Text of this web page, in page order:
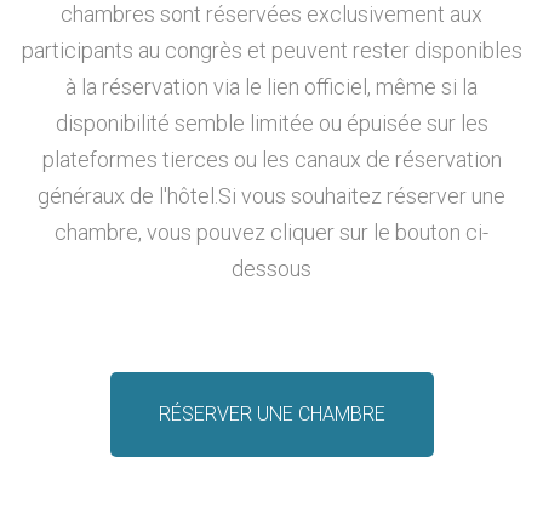
chambres sont réservées exclusivement aux
participants au congrès et peuvent rester disponibles
à la réservation via le lien officiel, même si la
disponibilité semble limitée ou épuisée sur les
plateformes tierces ou les canaux de réservation
généraux de l'hôtel.Si vous souhaitez réserver une
chambre, vous pouvez cliquer sur le bouton ci-
dessous
RÉSERVER UNE CHAMBRE